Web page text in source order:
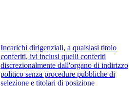
Incarichi dirigenziali, a qualsiasi titolo
conferiti, ivi inclusi quelli conferiti
discrezionalmente dall'organo di indirizzo
politico senza procedure pubbliche di
selezione e titolari di posizione